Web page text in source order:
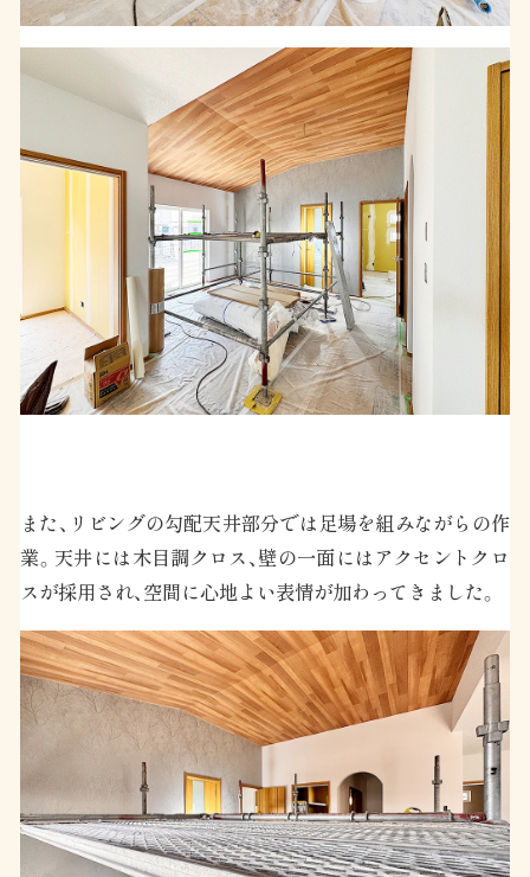
また、リビングの勾配天井部分では足場を組みながらの作
業。天井には木目調クロス、壁の一面にはアクセントクロ
スが採用され、空間に心地よい表情が加わってきました。